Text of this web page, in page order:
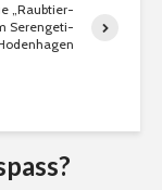
„Raubtier-
Serengeti-